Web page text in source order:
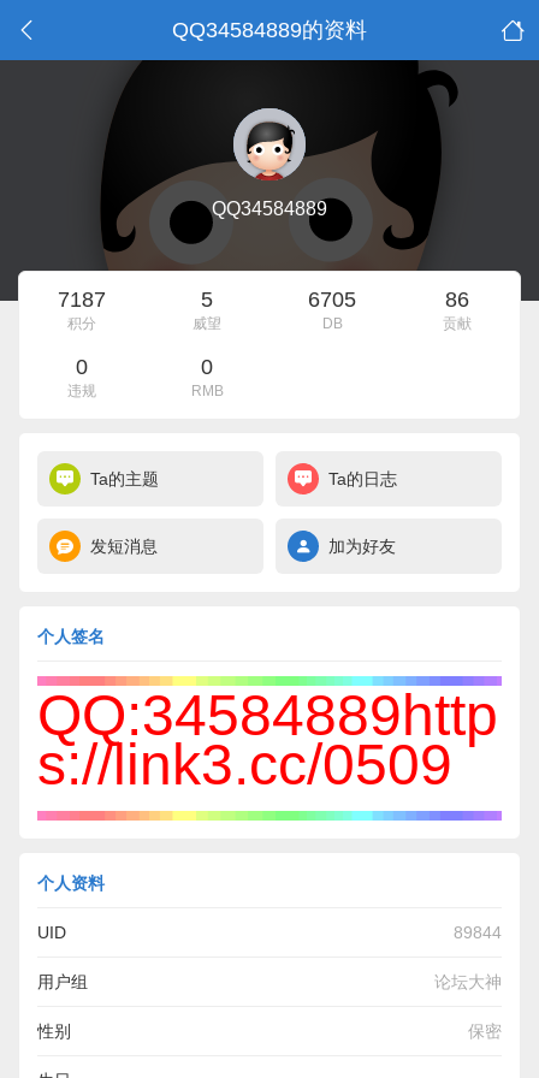
QQ34584889的资料
QQ34584889
7187
积分
5
威望
6705
DB
86
贡献
0
违规
0
RMB
Ta的主题 Ta的日志
发短消息 加为好友
个人签名
QQ:34584889http
s://link3.cc/0509
个人资料
UID 89844
用户组 论坛大神
性别 保密